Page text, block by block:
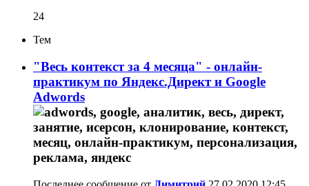
24
Тем
"Весь контекст за 4 месяца" - онлайн-
практикум по Яндекс.Директ и Google
Adwords